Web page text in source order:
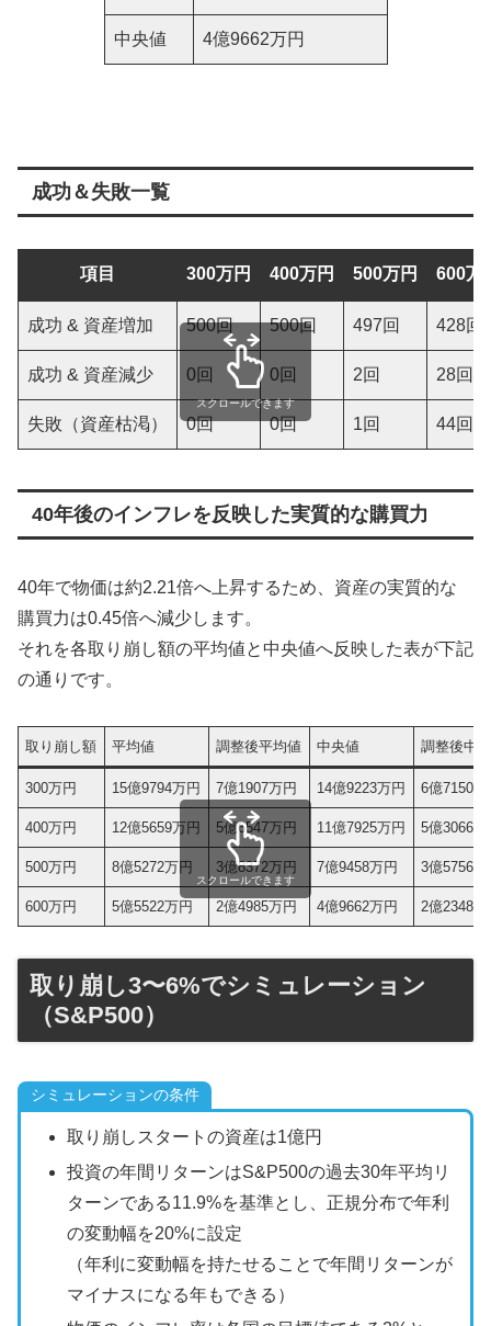
中央値 4億9662万円
成功＆失敗一覧
項目 300万円 400万円 500万円 600万
成功 & 資産増加 500回 500回 497回 428回
成功 & 資産減少 0回 0回 2回 28回
失敗（資産枯渇） 0回 0回 1回 44回
スクロールできます
40年後のインフレを反映した実質的な購買力
40年で物価は約2.21倍へ上昇するため、資産の実質的な
購買力は0.45倍へ減少します。
それを各取り崩し額の平均値と中央値へ反映した表が下記
の通りです。
取り崩し額 平均値 調整後平均値 中央値 調整後中
300万円 15億9794万円 7億1907万円 14億9223万円 6億7150万
400万円 12億5659万円 5億6547万円 11億7925万円 5億3066万
500万円 8億5272万円 3億8372万円 7億9458万円 3億5756万
600万円 5億5522万円 2億4985万円 4億9662万円 2億2348万
スクロールできます
取り崩し3〜6%でシミュレーション
（S&P500）
シミュレーションの条件
取り崩しスタートの資産は1億円
投資の年間リターンはS&P500の過去30年平均リ
ターンである11.9%を基準とし、正規分布で年利
の変動幅を20%に設定
（年利に変動幅を持たせることで年間リターンが
マイナスになる年もできる）